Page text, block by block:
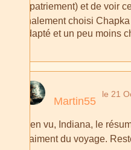
rapatriement) et de voir
finalement choisi
adapté et un peu moins
Martin55
le 21
Bien vu, Indiana, le
vraiment du voyage.